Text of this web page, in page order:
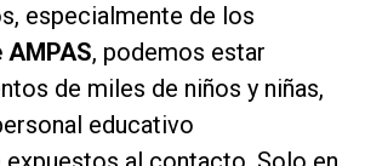
especialmente de los
, podemos estar
de miles de niños y niñas,
educativo